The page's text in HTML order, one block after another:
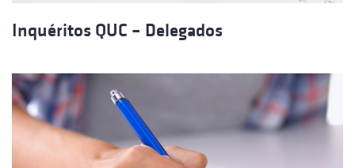
Inquéritos QUC – Delegados